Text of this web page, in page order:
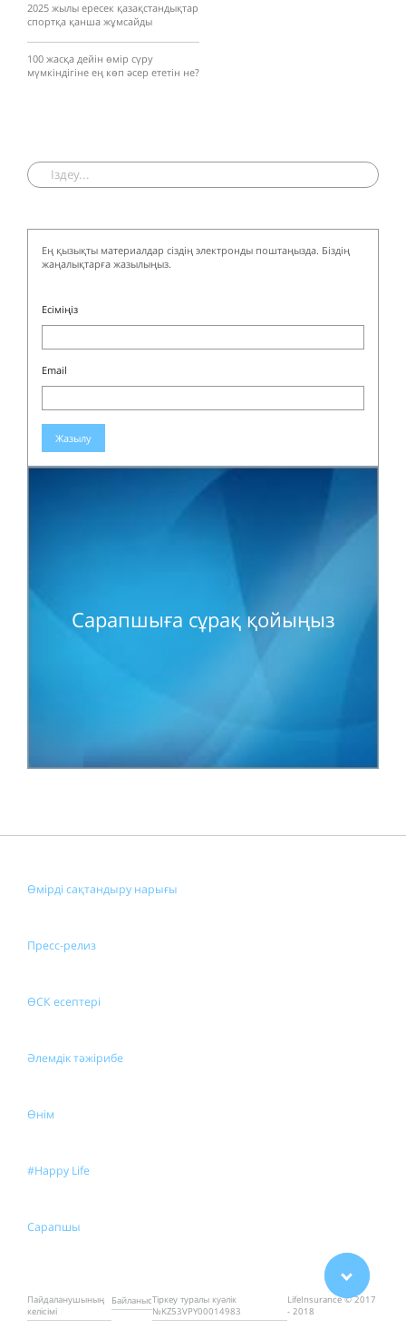
2025 жылы ересек қазақстандықтар
спортқа қанша жұмсайды
100 жасқа дейін өмір сүру
мүмкіндігіне ең көп әсер ететін не?
Ең қызықты материалдар сіздің электронды поштаңызда. Біздің
жаңалықтарға жазылыңыз.
Есіміңіз
Email
Жазылу
Сарапшыға сұрақ қойыңыз
Өмірді сақтандыру нарығы
Пресс-релиз
ӨСК есептері
Әлемдік тәжірибе
Өнім
#Happy Life
Сарапшы
Пайдаланушының
келісімі
БайланысТіркеу туралы куәлік
№KZ53VPY00014983
LifeInsurance © 2017
- 2018